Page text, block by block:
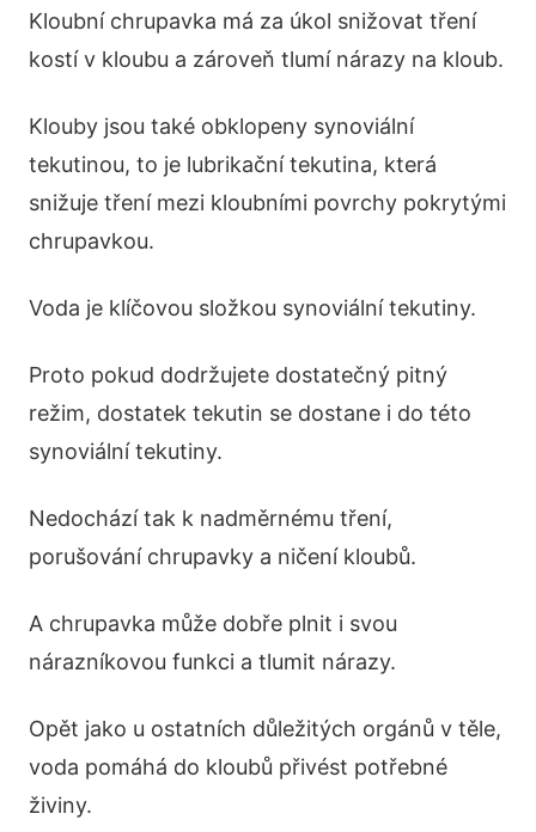
Kloubní chrupavka má za úkol snižovat tření
kostí v kloubu a zároveň tlumí nárazy na kloub.
Klouby jsou také obklopeny synoviální
tekutinou, to je lubrikační tekutina, která
snižuje tření mezi kloubními povrchy pokrytými
chrupavkou.
Voda je klíčovou složkou synoviální tekutiny.
Proto pokud dodržujete dostatečný pitný
režim, dostatek tekutin se dostane i do této
synoviální tekutiny.
Nedochází tak k nadměrnému tření,
porušování chrupavky a ničení kloubů.
A chrupavka může dobře plnit i svou
nárazníkovou funkci a tlumit nárazy.
Opět jako u ostatních důležitých orgánů v těle,
voda pomáhá do kloubů přivést potřebné
živiny.